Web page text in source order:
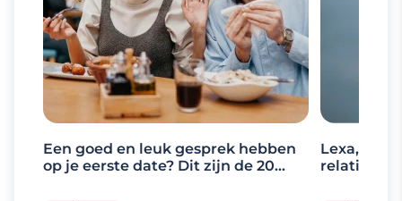
Een goed en leuk gesprek hebben
op je eerste date? Dit zijn de 20
Lexa, de
relaties